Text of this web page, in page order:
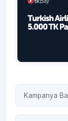
Kampanya